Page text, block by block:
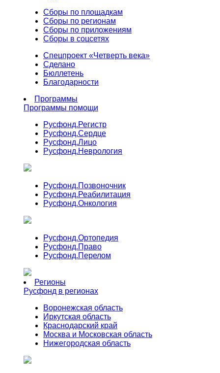
Сборы по площадкам
Сборы по регионам
Сборы по приложениям
Сборы в соцсетях
Спецпроект «Четверть века»
Сделано
Бюллетень
Благодарности
Программы
Программы помощи
Русфонд.Регистр
Русфонд.Сердце
Русфонд.Лицо
Русфонд.Неврология
Русфонд.Позвоночник
Русфонд.Реабилитация
Русфонд.Онкология
Русфонд.Ортопедия
Русфонд.Право
Русфонд.Перелом
Регионы
Русфонд в регионах
Воронежская область
Иркутская область
Краснодарский край
Москва и Московская область
Нижегородская область